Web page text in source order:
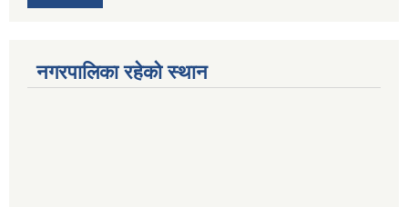
नगरपालिका रहेको स्थान